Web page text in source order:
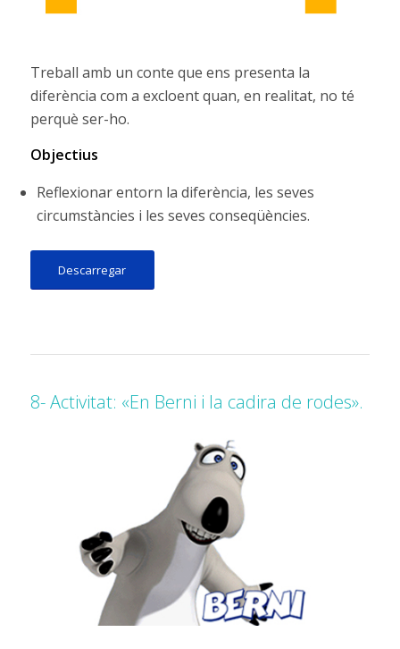
Treball amb un conte que ens presenta la
diferència com a excloent quan, en realitat, no té
perquè ser-ho.
Objectius
Reflexionar entorn la diferència, les seves
circumstàncies i les seves conseqüències.
Descarregar
8- Activitat: «En Berni i la cadira de rodes».